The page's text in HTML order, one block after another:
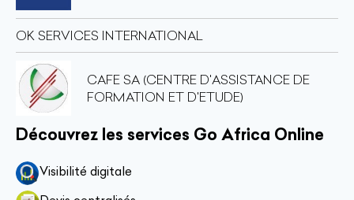
OK SERVICES INTERNATIONAL
CAFE SA (CENTRE D'ASSISTANCE DE
FORMATION ET D'ETUDE)
Découvrez les services Go Africa Online
Visibilité digitale